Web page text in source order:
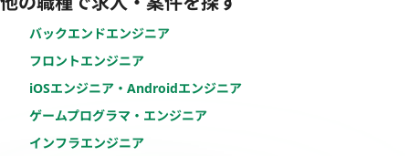
バックエンドエンジニア
フロントエンジニア
iOSエンジニア・Androidエンジニア
ゲームプログラマ・エンジニア
インフラエンジニア